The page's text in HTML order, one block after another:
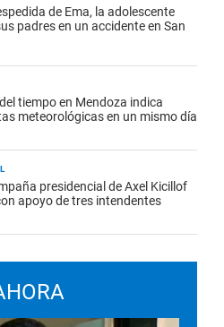
de Ema, la adolescente
padres en un accidente en San
tiempo en Mendoza indica
meteorológicas en un mismo día
presidencial de Axel Kicillof
apoyo de tres intendentes